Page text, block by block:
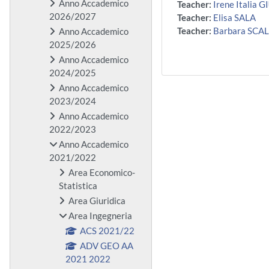
Teacher: Irene Italia
Teacher: Elisa SALA
Teacher: Barbara
Anno Accademico
2026/2027
Anno Accademico
2025/2026
Anno Accademico
2024/2025
Anno Accademico
2023/2024
Anno Accademico
2022/2023
Anno Accademico
2021/2022
Area Economico-
Statistica
Area Giuridica
Area Ingegneria
ACS 2021/22
ADV GEO AA
2021 2022